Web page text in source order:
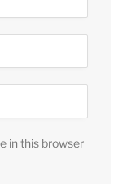
in this browser